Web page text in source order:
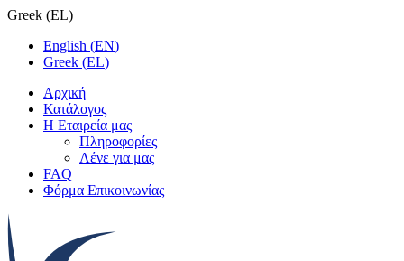
Greek (EL)
English (EN)
Greek (EL)
Αρχική
Κατάλογος
Η Εταιρεία μας
Πληροφορίες
Λένε για μας
FAQ
Φόρμα Επικοινωνίας